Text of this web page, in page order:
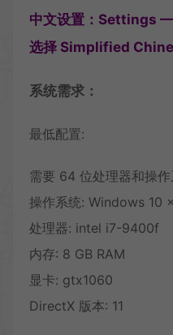
中文设置：Settings
选择 Simplified
系统需求：
最低配置:
需要 64 位处理器和操
操作系统: Windows 10
处理器: intel i7-9400f
内存: 8 GB RAM
显卡: gtx1060
DirectX 版本: 11